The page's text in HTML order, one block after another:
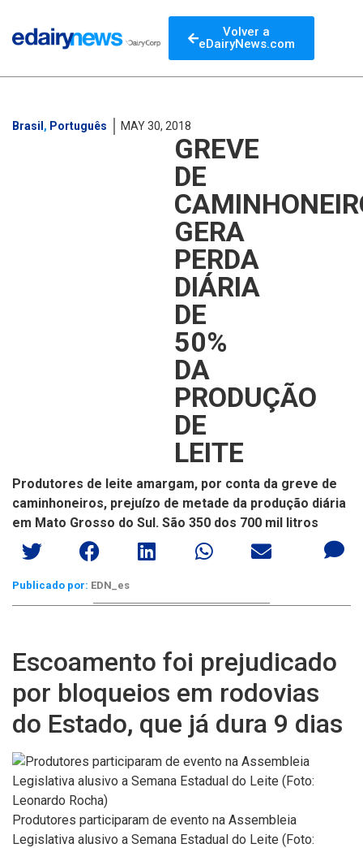
Volver a
eDairyNews.com
Brasil , Português MAY 30, 2018
GREVE
DE
GERA
PERDA
DIÁRIA
DE
50%
DA
PRODUÇÃO
DE
LEITE
Produtores de leite amargam, por conta da greve de
caminhoneiros, prejuízo de metade da produção diária
em Mato Grosso do Sul. São 350 dos 700 mil litros
Publicado por: EDN_es
Escoamento foi prejudicado
por bloqueios em rodovias
do Estado, que já dura 9 dias
Produtores participaram de evento na Assembleia
Legislativa alusivo a Semana Estadual do Leite (Foto: